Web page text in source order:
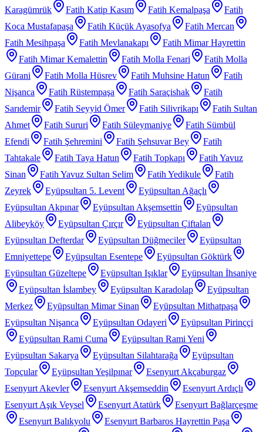
Karagümrük Fatih Katip Kasım Fatih Kemalpaşa
Fatih
Koca Mustafapaşa
Fatih Küçük Ayasofya
Fatih Mercan
Fatih Mesihpaşa
Fatih Mevlanakapı
Fatih Mimar Hayrettin
Fatih Mimar Kemalettin
Fatih Molla Fenari
Fatih Molla
Gürani
Fatih Molla Hüsrev Fatih Muhsine Hatun
Fatih
Nişanca
Fatih Rüstempaşa Fatih Saraçishak
Fatih
Sarıdemir
Fatih Seyyid Ömer Fatih Silivrikapı
Fatih Sultan
Ahmet
Fatih Sururi Fatih Süleymaniye
Fatih Sümbül
Efendi
Fatih Şehremini Fatih Şehsuvar Bey
Fatih
Tahtakale
Fatih Taya Hatun Fatih Topkapı
Fatih Yavuz
Sinan
Fatih Yavuz Sultan Selim Fatih Yedikule
Fatih
Zeyrek
Eyüpsultan 5. Levent
Eyüpsultan Ağaçlı
Eyüpsultan Akpınar
Eyüpsultan Akşemsettin
Eyüpsultan
Alibeyköy
Eyüpsultan Çırçır
Eyüpsultan Çiftalan
Eyüpsultan Defterdar
Eyüpsultan Düğmeciler
Eyüpsultan
Emniyettepe
Eyüpsultan Esentepe
Eyüpsultan Göktürk
Eyüpsultan Güzeltepe
Eyüpsultan Işıklar
Eyüpsultan İhsaniye
Eyüpsultan İslambey
Eyüpsultan Karadolap
Eyüpsultan
Merkez
Eyüpsultan Mimar Sinan
Eyüpsultan Mithatpaşa
Eyüpsultan Nişanca
Eyüpsultan Odayeri
Eyüpsultan Pirinççi
Eyüpsultan Rami Cuma
Eyüpsultan Rami Yeni
Eyüpsultan Sakarya
Eyüpsultan Silahtarağa
Eyüpsultan
Topçular
Eyüpsultan Yeşilpınar
Esenyurt Akçaburgaz
Esenyurt Akevler
Esenyurt Akşemseddin
Esenyurt Ardıçlı
Esenyurt Aşık Veysel
Esenyurt Atatürk
Esenyurt Bağlarçeşme
Esenyurt Balıkyolu
Esenyurt Barbaros Hayrettin Paşa